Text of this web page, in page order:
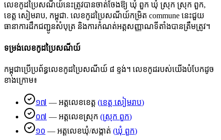
លេខកូដប្រៃសណីយ៍នេះត្រូវបានចាត់ចែងឱ្យ ឃុំ ពួក ឃុំ ស្រុក ស្រុក ពួក,
ខេត្ត សៀមរាប, កម្ពុជា. លេខកូដប្រៃសណីយ៍កម្រិត commune នេះជួយ
ធានាការដឹកជញ្ជូនសំបុត្រ និងការកំណត់អត្តសញ្ញាណទីតាំងបានត្រឹមត្រូវ។
ទម្រង់លេខកូដប្រៃសណីយ៍
កម្ពុជាប្រើប្រព័ន្ធលេខកូដប្រៃសណីយ៍ ៨ ខ្ទង់។ លេខកូដរបស់យើងបំបែកដូច
ខាងក្រោម៖
១៧ — អត្តលេខខេត្ត (ខេត្ត សៀមរាប)
០៧ — អត្តលេខស្រុក (ស្រុក ពួក)
១០ — អត្តលេខឃុំ/សង្កាត់ (ឃុំ ពួក)